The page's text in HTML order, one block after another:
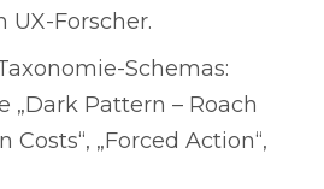
UX-Forscher.
Schemas:
„Dark Pattern – Roach
Costs“, „Forced Action“,